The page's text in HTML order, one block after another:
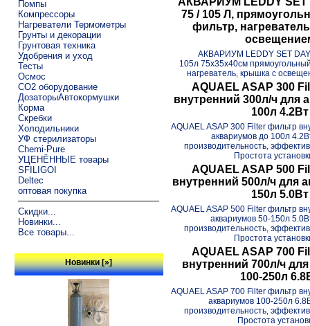
Помпы
Компрессоры
Нагреватели Термометры
Грунты и декорации
Грунтовая техника
Удобрения и уход
Тесты
Осмос
CO2 оборудование
ДозаторыАвтокормушки
Корма
Скребки
Холодильники
УФ стерилизаторы
Chemi-Pure
УЦЕНЁННЫЕ товары
SFILIGOI
Deltec
оптовая покупка
Скидки...
Новинки...
Все товары...
Новинки [»]
75 / 105 Л,
фильтр,
АКВАРИУМ LEDDY SET
105л 75х35х40см
нагреватель, крышка с
AQUAEL ASAP 300
внутренний 300л/ч для
100л 4.2Вт
AQUAEL ASAP 300 Filter фильтр
аквариумов до 100л
производительность,
Простота
AQUAEL ASAP 500
внутренний 500л/ч для
150л 5.0Вт
AQUAEL ASAP 500 Filter фильтр
аквариумов 50-150л
производительность,
Простота
AQUAEL ASAP 700
внутренний 700л/ч
100-250л
AQUAEL ASAP 700 Filter фильтр
аквариумов 100-250л
производительность,
Простота